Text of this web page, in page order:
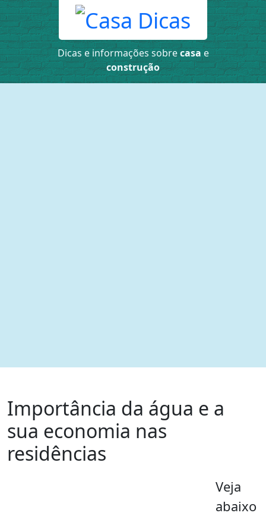
Dicas e informações sobrecasae
construção
Importância da água e a
sua economia nas
residências
Veja
abaixo